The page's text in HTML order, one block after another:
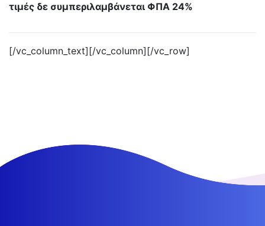
τιμές δε συμπεριλαμβάνεται ΦΠΑ 24%
[/vc_column_text][/vc_column][/vc_row]